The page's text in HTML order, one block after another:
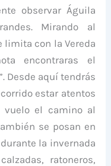
observar Águila
Mirando al
limita con la Vereda
encontraras el
Desde aquí tendrás
estar atentos
vuelo el camino al
se posan en
la invernada
ratoneros,